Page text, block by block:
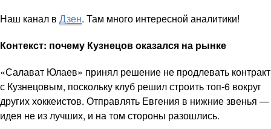
Наш канал в Дзен. Там много интересной аналитики!
Контекст: почему Кузнецов оказался на рынке
«Салават Юлаев» принял решение не продлевать контракт
с Кузнецовым, поскольку клуб решил строить топ-6 вокруг
других хоккеистов. Отправлять Евгения в нижние звенья —
идея не из лучших, и на том стороны разошлись.